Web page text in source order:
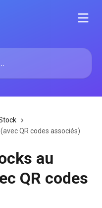
QR codes associés)
au
QR codes